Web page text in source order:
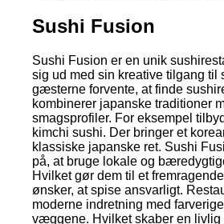
Sushi Fusion
Sushi Fusion er en unik
sig ud med sin kreative tilgang til
gæsterne forvente, at finde
kombinerer japanske traditioner
smagsprofiler. For eksempel
kimchi sushi. Der bringer et
klassiske japanske ret. Sushi
på, at bruge lokale og
Hvilket gør dem til et
ønsker, at spise ansvarligt.
moderne indretning med
væggene. Hvilket skaber en